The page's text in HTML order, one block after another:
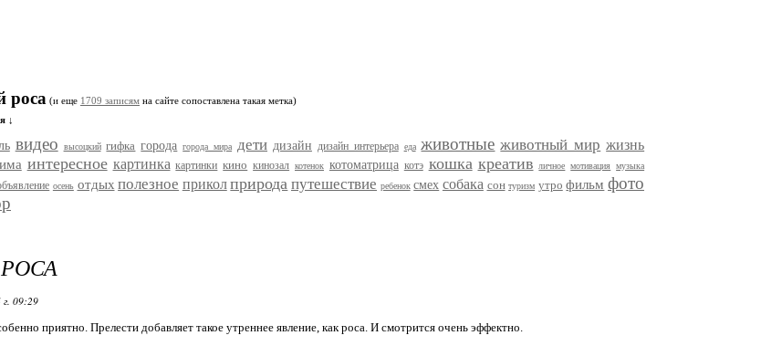
роса (и еще 1709 записям на сайте сопоставлена такая метка)
↓
видео высоцкий гифка города города мира дети дизайн дизайн интерьера еда животные животный мир жизнь
интересное картинка картинки кино кинозал котенок котоматрица котэ кошка креатив личное мотивация музыка
осень отдых полезное прикол природа путешествие ребенок смех собака сон туризм утро фильм фото
г. 09:29
приятно. Прелести добавляет такое утреннее явление, как роса. И смотрится очень эффектно.